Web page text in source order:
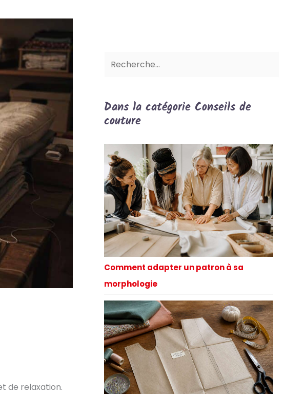
de relaxation.
Dans la catégorie Conseils de
couture
Comment adapter un patron à sa
morphologie